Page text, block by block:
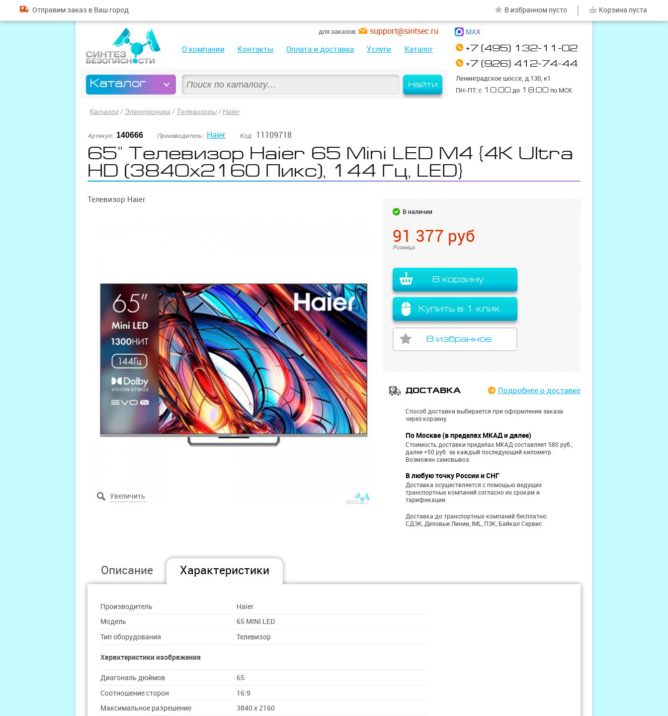
Найти
О компании Контакты Оплата и доставка Услуги Каталог
Каталог
+7 (495) 132-11-02
+7 (926) 412-74-44
Ленинградское шоссе, д.130, к1
ПН-ПТ: с 10:00 до 18:00 по МСК
для заказов: support@sintsec.ru MAX
Отправим заказ в Ваш город В избранном пусто Корзина пуста
Каталог /Электроника / Телевизоры /Haier
Артикул: 140666 Производитель: Haier Код: 11109718
65" Телевизор Haier 65 Mini LED M4 {4K Ultra
HD (3840x2160 Пикс), 144 Гц, LED}
Телевизор Haier
В наличии
91 377 руб
Розница
В корзину
Купить в 1 клик
В избранное
ДОСТАВКА Подробнее о доставке
Способ доставки выбирается при оформлении заказа
через корзину.
По Москве (в пределах МКАД и далее)
Стоимость доставки пределах МКАД составляет 580 руб.,
далее +50 руб. за каждый последующий километр.
Возможен самовывоз.
В любую точку России и СНГ
Доставка осуществляется с помощью ведущих
транспортных компаний согласно их срокам и
тарификации.
Доставка до транспортных компаний бесплатно:
СДЭК, Деловые Линии, IML, ПЭК, Байкал Сервис.
Описание Характеристики
Производитель
Haier
Модель
65 MINI LED
Тип оборудования
Телевизор
Характеристики изображения
Диагональ дюймов
65
Соотношение сторон
16:9
Максимальное разрешение
3840 x 2160